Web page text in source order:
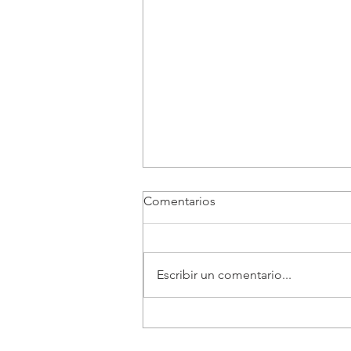
Comentarios
Escribir un comentario...